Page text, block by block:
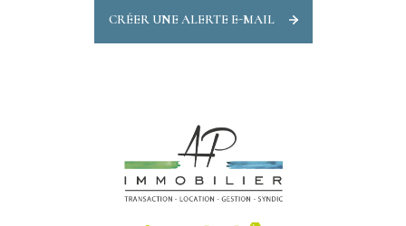
CRÉER UNE ALERTE E-MAIL